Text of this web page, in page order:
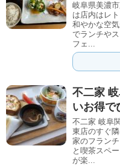
岐阜県美濃
は店内はレ
和やかな空
でランチや
フェ...
不二家
いお得で
不二家 岐阜
東店のすぐ
家のフラン
と喫茶スペ
が楽...